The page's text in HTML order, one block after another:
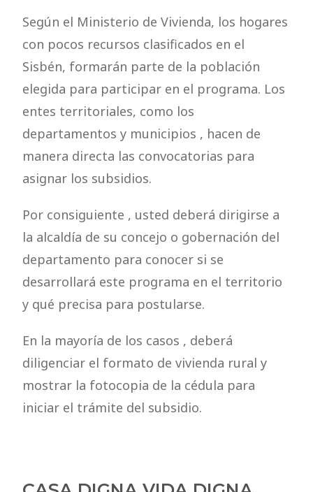
Según el Ministerio de Vivienda, los hogares
con pocos recursos clasificados en el
Sisbén, formarán parte de la población
elegida para participar en el programa. Los
entes territoriales, como los
departamentos y municipios , hacen de
manera directa las convocatorias para
asignar los subsidios.
Por consiguiente , usted deberá dirigirse a
la alcaldía de su concejo o gobernación del
departamento para conocer si se
desarrollará este programa en el territorio
y qué precisa para postularse.
En la mayoría de los casos , deberá
diligenciar el formato de vivienda rural y
mostrar la fotocopia de la cédula para
iniciar el trámite del subsidio.